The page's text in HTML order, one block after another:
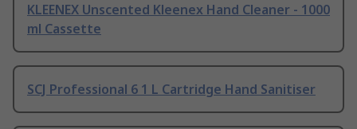
KLEENEX Unscented Kleenex Hand Cleaner - 1000
ml Cassette
SCJ Professional 6 1 L Cartridge Hand Sanitiser